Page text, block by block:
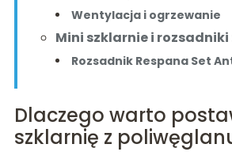
Wentylacja i ogrzewanie
Mini szklarnie i
Rozsadnik Respana Set
Dlaczego warto
szklarnię z